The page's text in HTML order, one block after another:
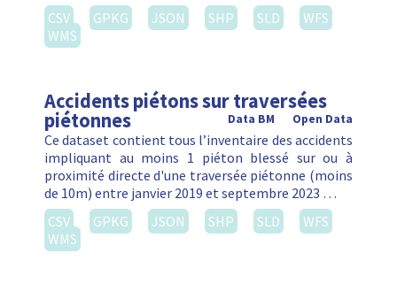
CSV
GPKG JSON SHP SLD
WFS
WMS
Accidents piétons sur traversées
piétonnes Open Data
Data BM
Ce dataset contient tous l’inventaire des accidents
impliquant au moins 1 piéton blessé sur ou à
proximité directe d'une traversée piétonne (moins
de 10m) entre janvier 2019 et septembre 2023 …
CSV
GPKG JSON SHP SLD
WFS
WMS